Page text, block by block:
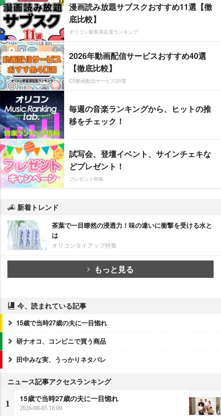
漫画読み放題サブスクおすすめ11選【徹
底比較】
オリコン顧客満足度ランキング
2026年動画配信サービスおすすめ40選
【徹底比較】
CS動画配信サービス20選
毎週の音楽ランキングから、ヒットの推
移をチェック！
試写会、登壇イベント、サインチェキな
どプレゼント！
プレゼント特集
新着トレンド
茶葉で一目瞭然の浸透力！味の違いに衝撃を受ける水と
は
オリコンタイアップ特集
もっと見る
今、読まれている記事
15歳で当時27歳の夫に一目惚れ
研ナオコ、コンビニで買う商品
田中みな実、うっかりネタバレ
ニュース記事アクセスランキング
1
15歳で当時27歳の夫に一目惚れ
2026-08-05 16:09